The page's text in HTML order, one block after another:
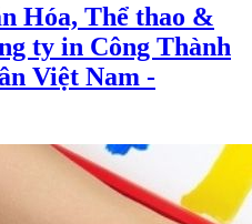
Hóa, Thể thao &
ty in Công Thành
Việt Nam -